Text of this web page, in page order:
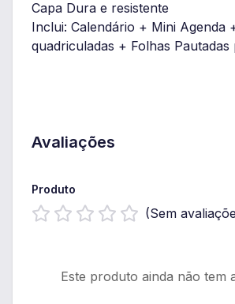
Capa Dura e resistente
Inclui: Calendário + Mini Agenda
quadriculadas + Folhas Pautadas
Avaliações
Produto
(Sem
Este produto ainda não tem